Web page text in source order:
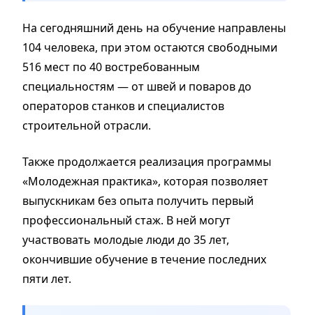
На сегодняшний день на обучение направлены
104 человека, при этом остаются свободными
516 мест по 40 востребованным
специальностям — от швей и поваров до
операторов станков и специалистов
строительной отрасли.
Также продолжается реализация программы
«Молодежная практика», которая позволяет
выпускникам без опыта получить первый
профессиональный стаж. В ней могут
участвовать молодые люди до 35 лет,
окончившие обучение в течение последних
пяти лет.